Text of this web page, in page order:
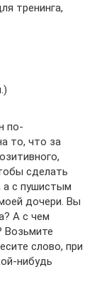
тренинга,
по-
то, что за
сделать
а с пушистым
дочери. Вы
А с чем
Возьмите
слово, при
нибудь